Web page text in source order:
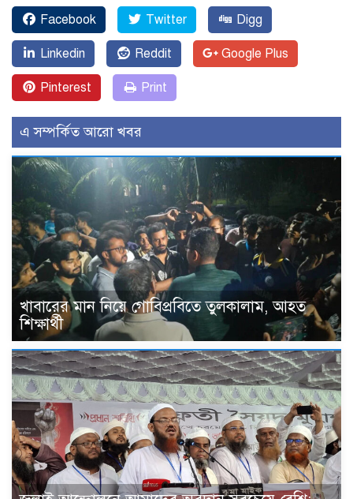
Facebook Twitter Digg
Linkedin Reddit Google Plus
Pinterest Print
এ সম্পর্কিত আরো খবর
খাবারের মান নিয়ে গোবিপ্রবিতে তুলকালাম, আহত
শিক্ষার্থী